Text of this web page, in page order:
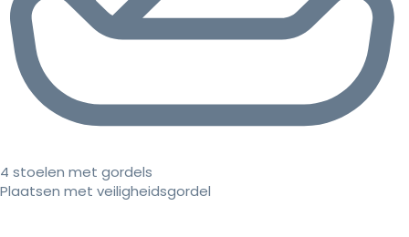
4 stoelen met gordels
Plaatsen met veiligheidsgordel